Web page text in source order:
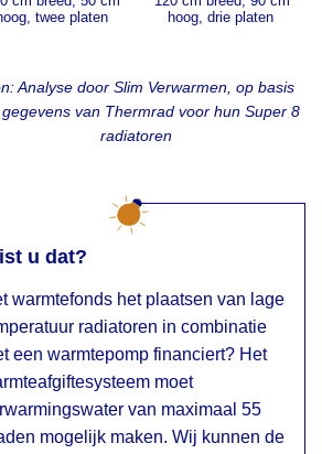
Analyse door Slim Verwarmen, op basis
van Thermrad voor hun Super 8
radiatoren
u dat?
warmtefonds het plaatsen van lage
radiatoren in combinatie
een warmtepomp financiert? Het
moet
van maximaal 55
mogelijk maken. Wij kunnen de